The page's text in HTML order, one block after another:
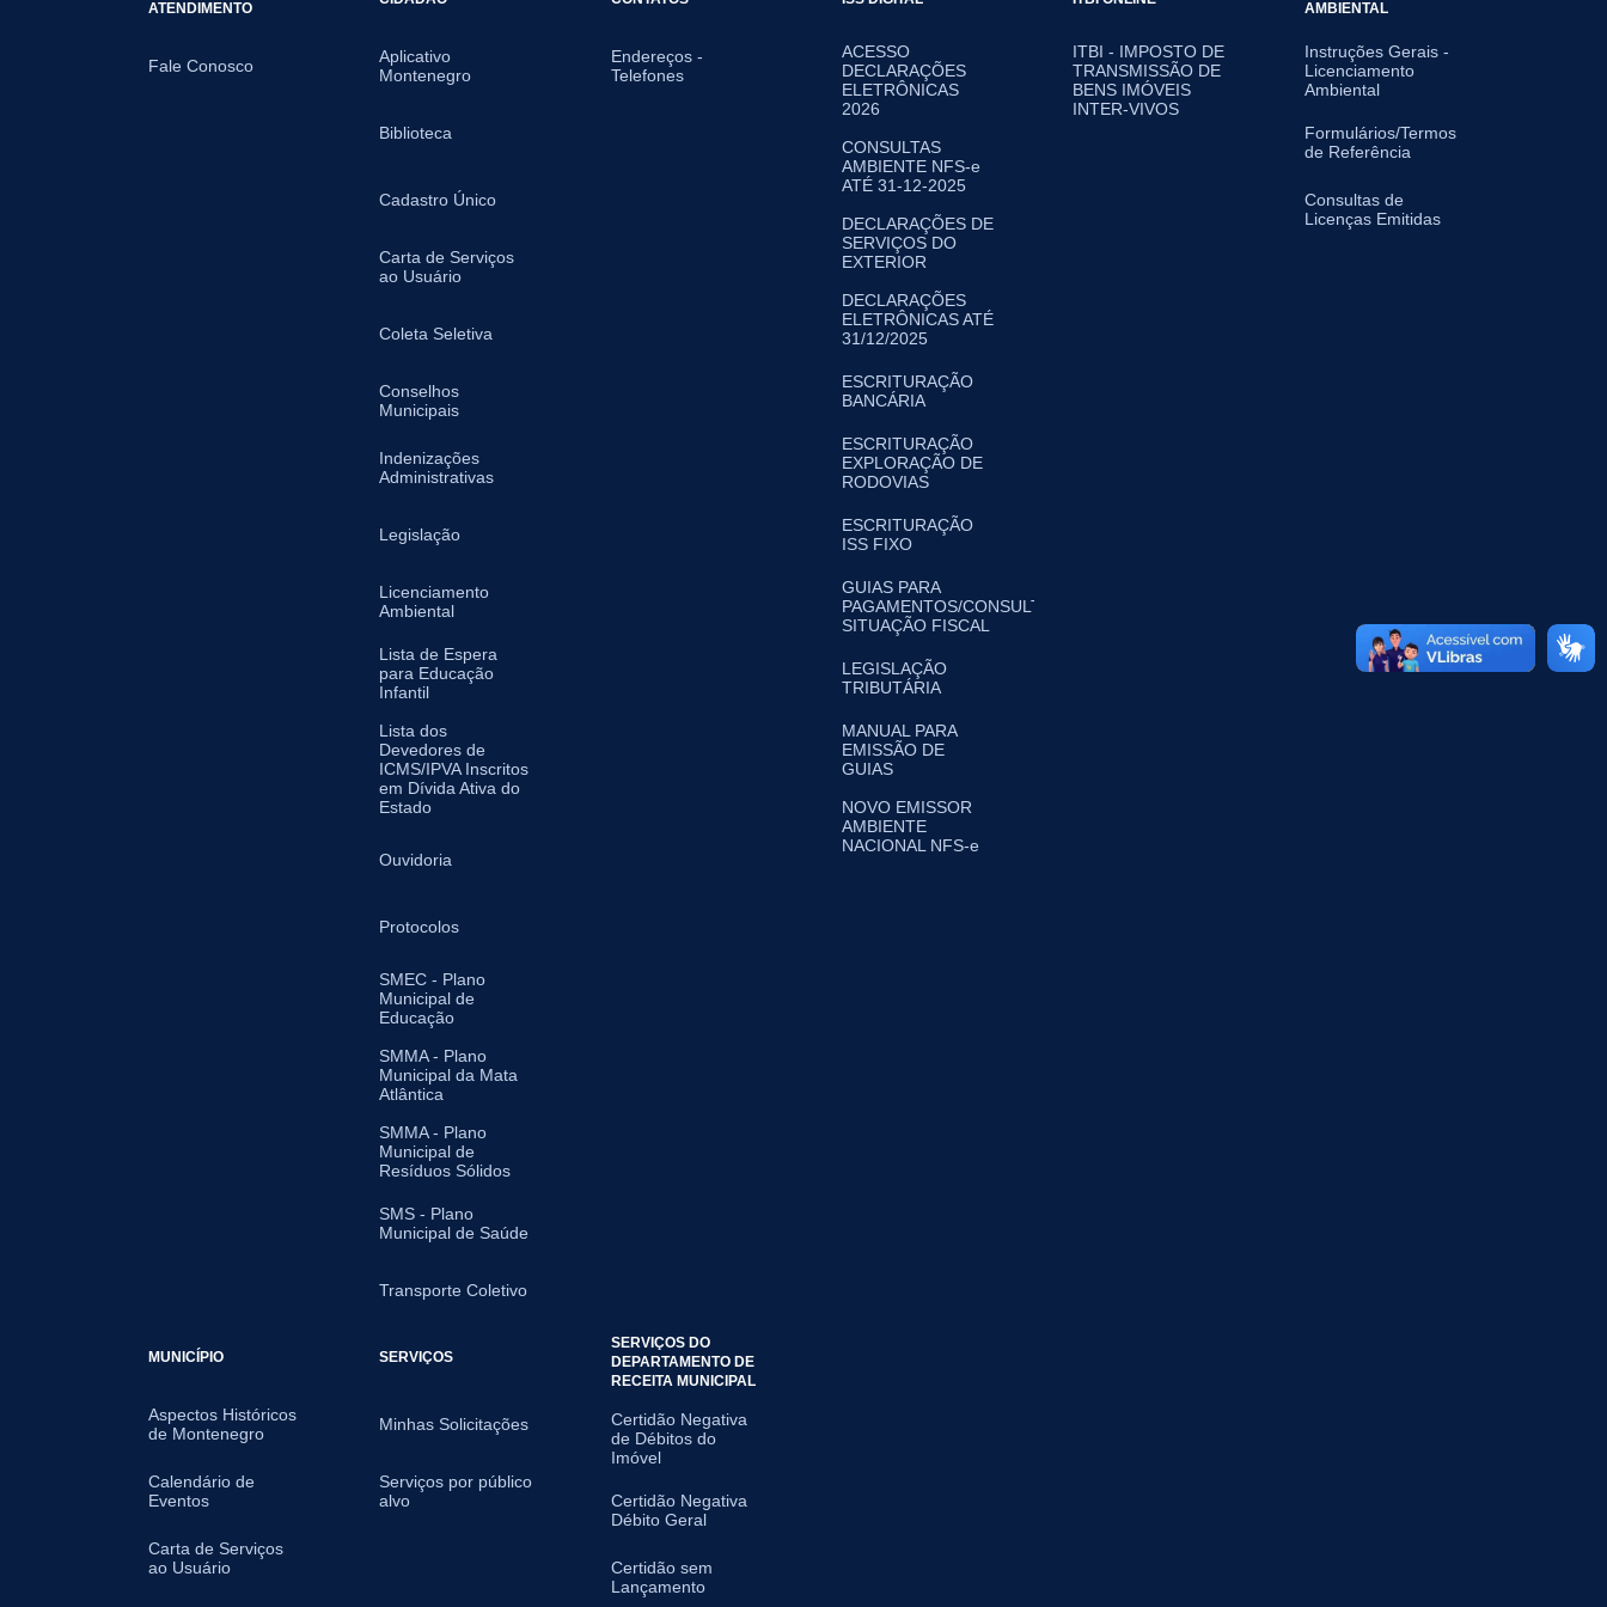
ATENDIMENTO
Fale Conosco
Aplicativo
Montenegro
Biblioteca
Cadastro Único
Carta de Serviços
ao Usuário
Coleta Seletiva
Conselhos
Municipais
Indenizações
Administrativas
Legislação
Licenciamento
Ambiental
Lista de Espera
para Educação
Infantil
Lista dos
Devedores de
ICMS/IPVA Inscritos
em Dívida Ativa do
Estado
Ouvidoria
Protocolos
SMEC - Plano
Municipal de
Educação
SMMA - Plano
Municipal da Mata
Atlântica
SMMA - Plano
Municipal de
Resíduos Sólidos
SMS - Plano
Municipal de Saúde
Transporte Coletivo
Endereços -
Telefones
ACESSO
DECLARAÇÕES
ELETRÔNICAS
2026
CONSULTAS
AMBIENTE NFS-e
ATÉ 31-12-2025
DECLARAÇÕES DE
SERVIÇOS DO
EXTERIOR
DECLARAÇÕES
ELETRÔNICAS ATÉ
31/12/2025
ESCRITURAÇÃO
BANCÁRIA
ESCRITURAÇÃO
EXPLORAÇÃO DE
RODOVIAS
ESCRITURAÇÃO
ISS FIXO
GUIAS PARA
PAGAMENTOS/CONSULTA
SITUAÇÃO FISCAL
LEGISLAÇÃO
TRIBUTÁRIA
MANUAL PARA
EMISSÃO DE
GUIAS
NOVO EMISSOR
AMBIENTE
NACIONAL NFS-e
ITBI - IMPOSTO DE
TRANSMISSÃO DE
BENS IMÓVEIS
INTER-VIVOS
AMBIENTAL
Instruções Gerais -
Licenciamento
Ambiental
Formulários/Termos
de Referência
Consultas de
Licenças Emitidas
MUNICÍPIO
Aspectos Históricos
de Montenegro
Calendário de
Eventos
Carta de Serviços
ao Usuário
SERVIÇOS
Minhas Solicitações
Serviços por público
alvo
SERVIÇOS DO
DEPARTAMENTO DE
RECEITA MUNICIPAL
Certidão Negativa
de Débitos do
Imóvel
Certidão Negativa
Débito Geral
Certidão sem
Lançamento